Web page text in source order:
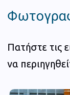
Πατήστε τις
να